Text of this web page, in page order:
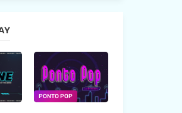
PONTO POP